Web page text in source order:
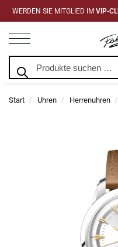
WERDEN SIE MITGLIED IM VIP-
Start / Uhren / Herrenuhren /